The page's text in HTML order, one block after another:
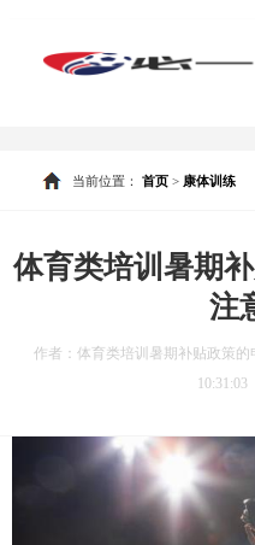
当前位置： 首页 > 康体训练
体育类培训暑期
注
作者：体育类培训暑期补贴政策